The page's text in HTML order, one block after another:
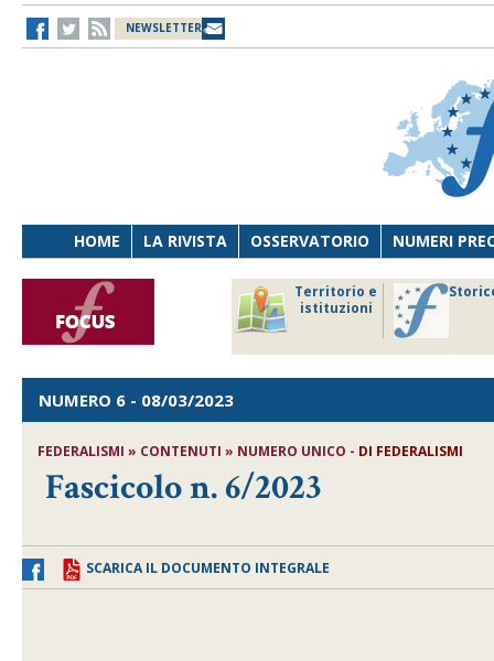
NEWSLETTER
HOME LA RIVISTA OSSERVATORIO NUMERI
Territorio e
istituzioni
NUMERO 6 - 08/03/2023
FEDERALISMI » CONTENUTI » NUMERO UNICO - DI FEDERALISMI
Fascicolo n. 6/2023
SCARICA IL DOCUMENTO INTEGRALE